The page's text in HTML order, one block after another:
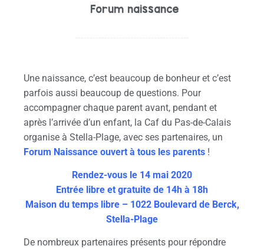
Forum naissance
Une naissance, c’est beaucoup de bonheur et c’est
parfois aussi beaucoup de questions. Pour
accompagner chaque parent avant, pendant et
après l’arrivée d’un enfant, la Caf du Pas-de-Calais
organise à Stella-Plage, avec ses partenaires, un
Forum Naissance ouvert à tous les parents !
Rendez-vous le 14 mai 2020
Entrée libre et gratuite de 14h à 18h
Maison du temps libre –1022 Boulevard de Berck,
Stella-Plage
De nombreux partenaires présents pour répondre